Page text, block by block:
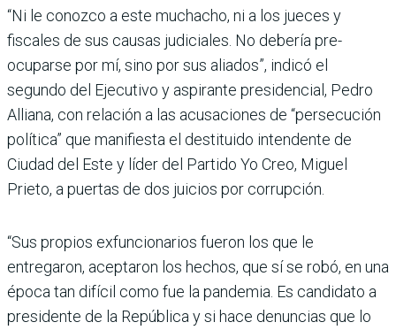
“Ni le conozco a este mucha­cho, ni a los jueces y
fiscales de sus cau­sas judiciales. No debería pre­
ocuparse por mí, sino por sus aliados”, indicó el
segundo del Ejecutivo y aspirante presi­dencial, Pedro
Alliana, con relación a las acusaciones de “persecución
política” que manifiesta el destituido intendente de
Ciudad del Este y líder del Partido Yo Creo, Miguel
Prieto, a puertas de dos juicios por corrupción.
“Sus propios exfuncionarios fueron los que le
entregaron, aceptaron los hechos, que sí se robó, en una
época tan difí­cil como fue la pandemia. Es candidato a
presidente de la República y si hace denun­cias que lo